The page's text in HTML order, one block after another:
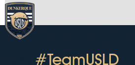
#TeamUSLD